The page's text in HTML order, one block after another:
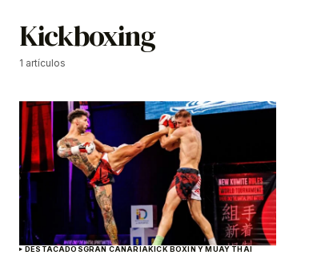
Kickboxing
1 artículos
DESTACADOSGRAN CANARIAKICK BOXIN Y MUAY THAI